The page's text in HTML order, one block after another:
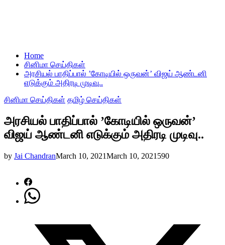
Home
சினிமா செய்திகள்
அரசியல் பாதிப்பால் ’கோடியில் ஒருவன்’ விஜய் ஆண்டனி
எடுக்கும் அதிரடி முடிவு..
சினிமா செய்திகள் தமிழ் செய்திகள்
அரசியல் பாதிப்பால் ’கோடியில் ஒருவன்’
விஜய் ஆண்டனி எடுக்கும் அதிரடி முடிவு..
by Jai ChandranMarch 10, 2021March 10, 2021 590